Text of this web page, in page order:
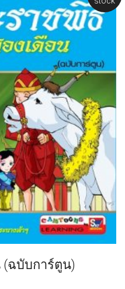
(ฉบับการ์ตูน)